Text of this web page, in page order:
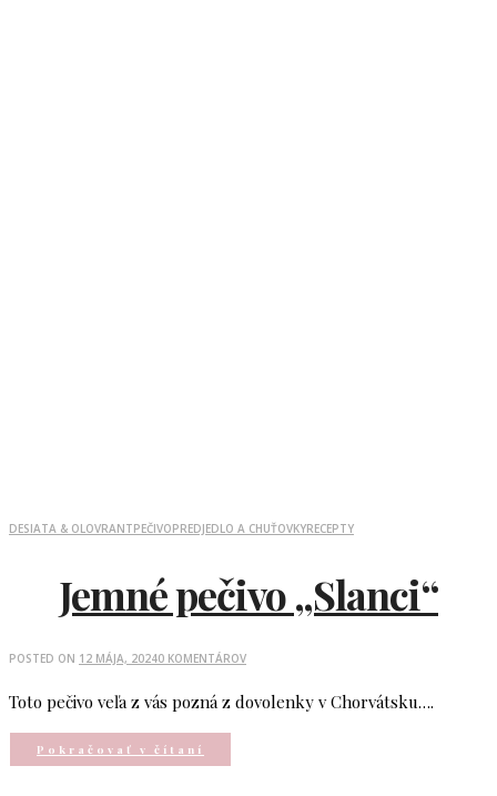
DESIATA & OLOVRANTPEČIVOPREDJEDLO A CHUŤOVKYRECEPTY
Jemné pečivo „Slanci“
POSTED ON 12 MÁJA, 20240 KOMENTÁROV
Toto pečivo veľa z vás pozná z dovolenky v Chorvátsku….
Pokračovať v čítaní